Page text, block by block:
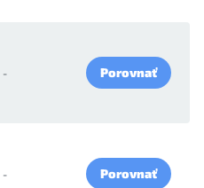
- Porovnať
- Porovnať